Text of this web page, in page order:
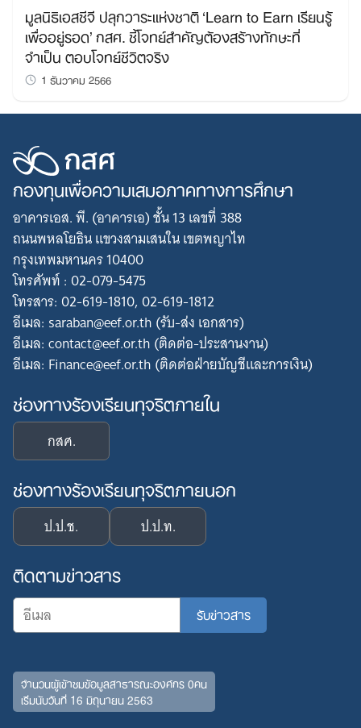
มูลนิธิเอสซีจี ปลุกวาระแห่งชาติ ‘Learn to Earn เรียนรู้
เพื่ออยู่รอด’ กสศ. ชี้โจทย์สำคัญต้องสร้างทักษะที่
จำเป็น ตอบโจทย์ชีวิตจริง
1 ธันวาคม 2566
กองทุนเพื่อความเสมอภาคทางการศึกษา
อาคารเอส. พี. (อาคารเอ) ชั้น 13 เลขที่ 388
ถนนพหลโยธิน แขวงสามเสนใน เขตพญาไท
กรุงเทพมหานคร 10400
โทรศัพท์ : 02-079-5475
โทรสาร: 02-619-1810, 02-619-1812
อีเมล: saraban@eef.or.th (รับ-ส่ง เอกสาร)
อีเมล: contact@eef.or.th (ติดต่อ-ประสานงาน)
อีเมล: Finance@eef.or.th (ติดต่อฝ่ายบัญชีและการเงิน)
ช่องทางร้องเรียนทุจริตภายใน
กสศ.
ช่องทางร้องเรียนทุจริตภายนอก
ป.ป.ช. ป.ป.ท.
ติดตามข่าวสาร
จำนวนผู้เข้าชมข้อมูลสาธารณะองค์กร 0คน
เริ่มนับวันที่ 16 มิถุนายน 2563